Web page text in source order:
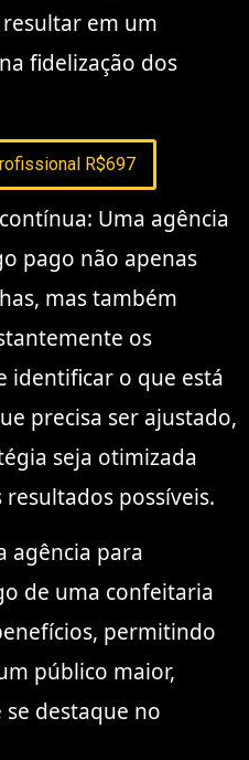
em um
fidelização dos
R$697
Uma agência
pago não apenas
mas também
os
identificar o que está
precisa ser ajustado,
seja otimizada
possíveis.
agência para
de uma confeitaria
permitindo
público maior,
se destaque no